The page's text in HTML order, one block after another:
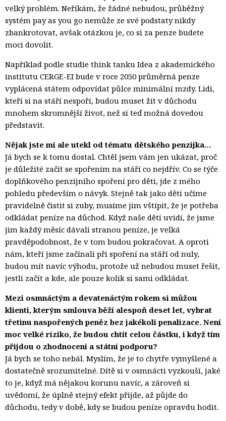
velký problém. Neříkám, že žádné nebudou, průběžný
systém pay as you go nemůže ze své podstaty nikdy
zbankrotovat, avšak otázkou je, co si za penze budete
moci dovolit.
Například podle studie think tanku Idea z akademického
institutu CERGE-EI bude v roce 2050 průměrná penze
vyplácená státem odpovídat půlce minimální mzdy. Lidi,
kteří si na stáří nespoří, budou muset žít v důchodu
mnohem skromnější život, než si teď možná dovedou
představit.
Nějak jste mi ale utekl od tématu dětského penzijka…
Já bych se k tomu dostal. Chtěl jsem vám jen ukázat, proč
je důležité začít se spořením na stáří co nejdřív. Co se týče
doplňkového penzijního spoření pro děti, jde z mého
pohledu především o návyk. Stejně tak jako děti učíme
pravidelně čistit si zuby, musíme jim vštípit, že je potřeba
odkládat peníze na důchod. Když naše děti uvidí, že jsme
jim každý měsíc dávali stranou peníze, je velká
pravděpodobnost, že v tom budou pokračovat. A oproti
nám, kteří jsme začínali při spoření na stáří od nuly,
budou mít navíc výhodu, protože už nebudou muset řešit,
jestli začít a kde, ale pouze kolik si sami odkládat.
Mezi osmnáctým a devatenáctým rokem si můžou
klienti, kterým smlouva běží alespoň deset let, vybrat
třetinu naspořených peněz bez jakékoli penalizace. Není
moc velké riziko, že budou chtít celou částku, i když tím
přijdou o zhodnocení a státní podporu?
Já bych se toho nebál. Myslím, že je to chytře vymyšlené a
dostatečně srozumitelné. Dítě si v osmnácti vyzkouší, jaké
to je, když má nějakou korunu navíc, a zároveň si
uvědomí, že úplně stejný efekt přijde, až půjde do
důchodu, tedy v době, kdy se budou peníze opravdu hodit.